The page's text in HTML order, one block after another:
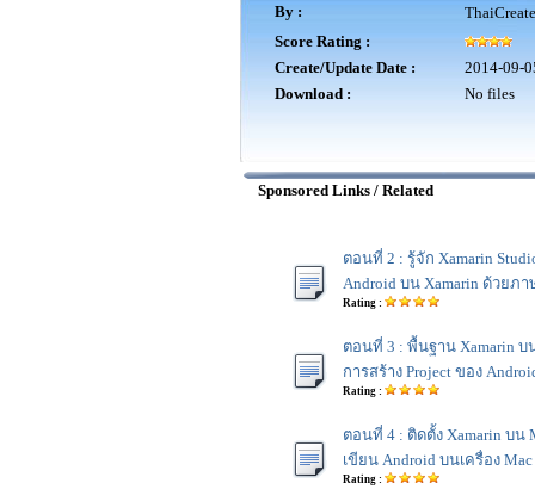
By :
Score Rating :
Create/Update Date :
2014-09-
Download :
No files
Sponsored Links / Related
ตอนที่ 2 : รู้จัก Xamarin
Android บน Xamarin ด้วยภา
Rating :
ตอนที่ 3 : พื้นฐาน Xamarin บ
การสร้าง Project ของ
Rating :
ตอนที่ 4 : ติดตั้ง Xamarin บน
เขียน Android บนเครื่อง
Rating :